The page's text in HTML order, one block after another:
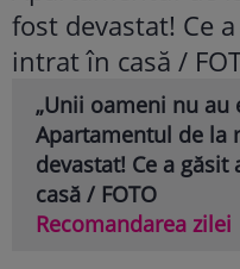
„Unii oameni nu au
Apartamentul de la
devastat! Ce a
casă / FOTO
Recomandarea zilei